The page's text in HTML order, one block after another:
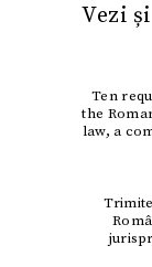
Vezi și
Ten
the
law, a